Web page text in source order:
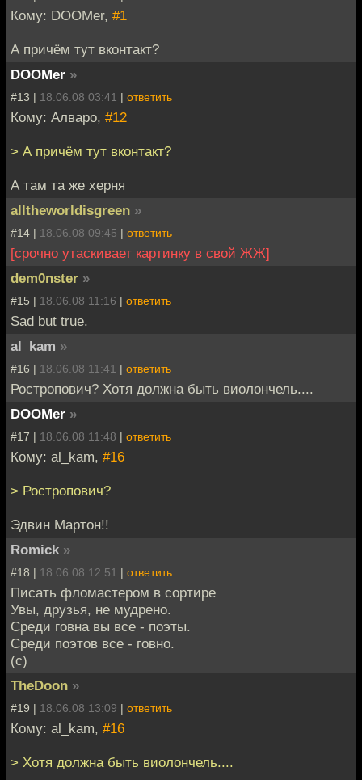
Кому: DOOMer, #1
А причём тут вконтакт?
DOOMer »
#13 | 18.06.08 03:41 | ответить
Кому: Алваро, #12
> А причём тут вконтакт?
А там та же херня
alltheworldisgreen »
#14 | 18.06.08 09:45 | ответить
[срочно утаскивает картинку в свой ЖЖ]
dem0nster »
#15 | 18.06.08 11:16 | ответить
Sad but true.
al_kam »
#16 | 18.06.08 11:41 | ответить
Ростропович? Хотя должна быть виолончель....
DOOMer »
#17 | 18.06.08 11:48 | ответить
Кому: al_kam, #16
> Ростропович?
Эдвин Мартон!!
Romick »
#18 | 18.06.08 12:51 | ответить
Писать фломастером в сортире
Увы, друзья, не мудрено.
Среди говна вы все - поэты.
Среди поэтов все - говно.
(с)
TheDoon »
#19 | 18.06.08 13:09 | ответить
Кому: al_kam, #16
> Хотя должна быть виолончель....